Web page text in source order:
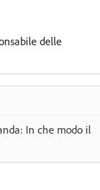
delle
In che modo il